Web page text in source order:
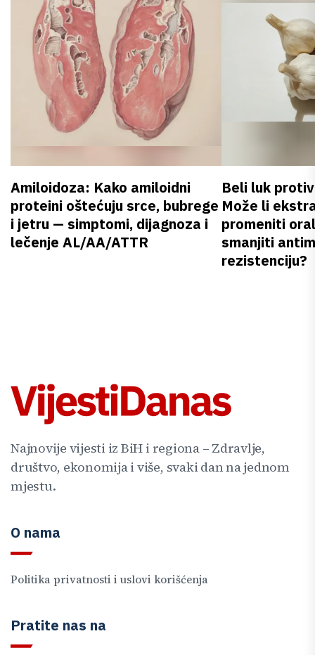
Amiloidoza: Kako amiloidni
proteini oštećuju srce, bubrege
i jetru — simptomi, dijagnoza i
lečenje AL/AA/ATTR
Beli luk
Može li
promeniti
smanjiti
rezistenciju?
Najnovije vijesti iz BiH i regiona – Zdravlje,
društvo, ekonomija i više, svaki dan na jednom
mjestu.
O nama
Politika privatnosti i uslovi korišćenja
Pratite nas na